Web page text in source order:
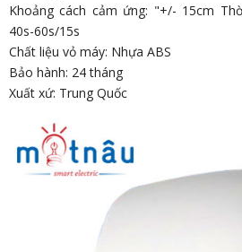
Khoảng cách cảm ứng: "+/- 15cm
40s-60s/15s
Chất liệu vỏ máy: Nhựa ABS
Bảo hành: 24 tháng
Xuất xứ: Trung Quốc